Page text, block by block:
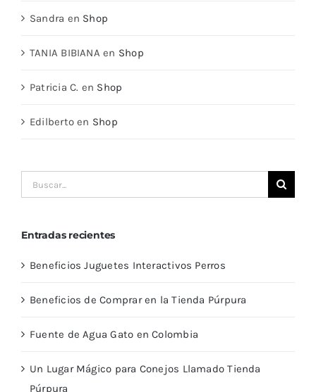
Sandra en Shop
TANIA BIBIANA en Shop
Patricia C. en Shop
Edilberto en Shop
Buscar:
Entradas recientes
Beneficios Juguetes Interactivos Perros
Beneficios de Comprar en la Tienda Púrpura
Fuente de Agua Gato en Colombia
Un Lugar Mágico para Conejos Llamado Tienda
Púrpura